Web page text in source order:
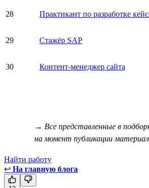
28 Практикант по разработке
29 Стажёр SAP
30 Контент-менеджер сайта
→ Все представленные в
на момент публикации
Найти работу
↩ На главную блога